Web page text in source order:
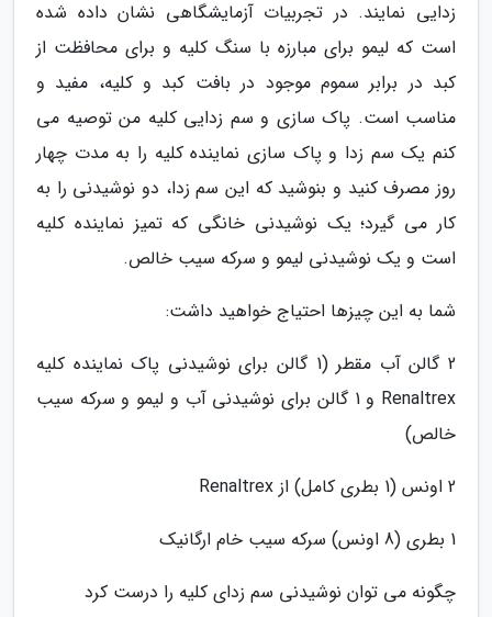
زدایی نمایند. در تجربیات آزمایشگاهی نشان داده شده
است که لیمو برای مبارزه با سنگ کلیه و برای محافظت از
کبد در برابر سموم موجود در بافت کبد و کلیه، مفید و
مناسب است. پاک سازی و سم زدایی کلیه من توصیه می
کنم یک سم زدا و پاک سازی نماینده کلیه را به مدت چهار
روز مصرف کنید و بنوشید که این سم زدا، دو نوشیدنی را به
کار می گیرد؛ یک نوشیدنی خانگی که تمیز نماینده کلیه
است و یک نوشیدنی لیمو و سرکه سیب خالص.
شما به این چیزها احتیاج خواهید داشت:
2 گالن آب مقطر (1 گالن برای نوشیدنی پاک نماینده کلیه
Renaltrex و 1 گالن برای نوشیدنی آب و لیمو و سرکه سیب
خالص)
2 اونس (1 بطری کامل) از Renaltrex
1 بطری (8 اونس) سرکه سیب خام ارگانیک
چگونه می توان نوشیدنی سم زدای کلیه را درست کرد